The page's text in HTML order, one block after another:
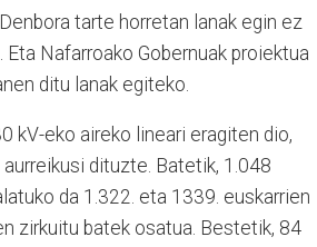
tarte horretan lanak egin ez
Nafarroako Gobernuak proiektua
ditu lanak egiteko.
kV-eko aireko lineari eragiten dio,
dituzte. Batetik, 1.048
da 1.322. eta 1339. euskarrien
zirkuitu batek osatua. Bestetik, 84